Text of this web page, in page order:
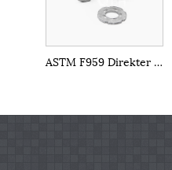
ASTM F959 Direkter Spannungsindikator Flat -Waschmaschine